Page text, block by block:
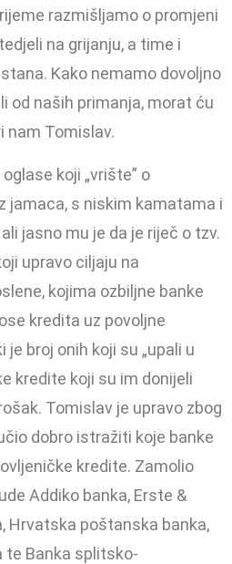
raz­mišljamo o promjeni
na grijanju, a ti­me i
Kako nemamo dovoljno
od naših primanja, morat ću
nam Tomislav.
koji „vrište” o
jamaca, s niskim kamatama i
jasno mu je da je riječ o tzv.
upravo ciljaju na
kojima ozbiljne banke
kredita uz povoljne
broj onih koji su „upali u
kredite koji su im do­nijeli
Tomislav je upravo zbog
dobro istražiti koje banke
kredite. Zamolio
Addiko banka, Erste &
Hrvatska poštanska banka,
te Banka splitsko-